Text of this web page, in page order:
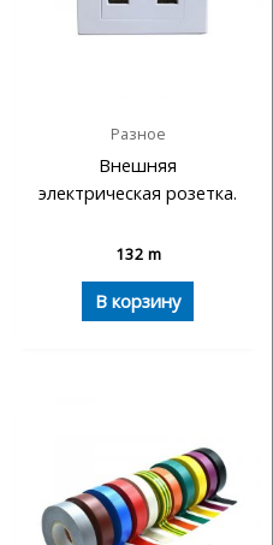
Разное
Внешняя
электрическая розетка.
132 m
В корзину